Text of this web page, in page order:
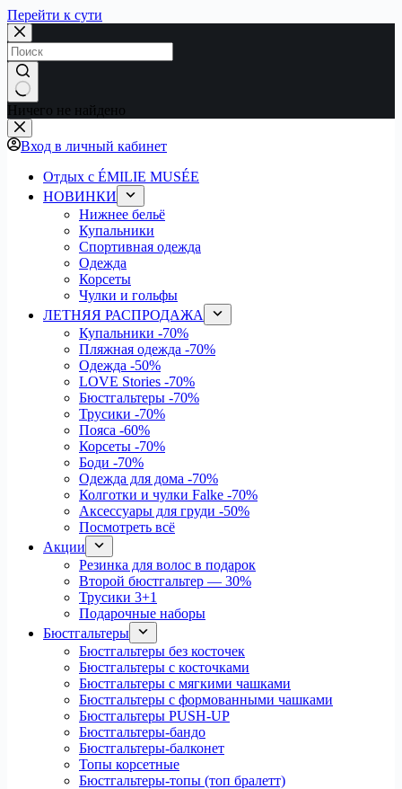
Перейти к сути
Ничего не найдено
Вход в личный кабинет
Отдых с ÉMILIE MUSÉE
НОВИНКИ
Нижнее бельё
Купальники
Спортивная одежда
Одежда
Корсеты
Чулки и гольфы
ЛЕТНЯЯ РАСПРОДАЖА
Купальники -70%
Пляжная одежда -70%
Одежда -50%
LOVE Stories -70%
Бюстгальтеры -70%
Трусики -70%
Пояса -60%
Корсеты -70%
Боди -70%
Одежда для дома -70%
Колготки и чулки Falke -70%
Аксессуары для груди -50%
Посмотреть всё
Акции
Резинка для волос в подарок
Второй бюстгальтер — 30%
Трусики 3+1
Подарочные наборы
Бюстгальтеры
Бюстгальтеры без косточек
Бюстгальтеры с косточками
Бюстгальтеры с мягкими чашками
Бюстгальтеры с формованными чашками
Бюстгальтеры PUSH-UP
Бюстгальтеры-бандо
Бюстгальтеры-балконет
Топы корсетные
Бюстгальтеры-топы (топ бралетт)